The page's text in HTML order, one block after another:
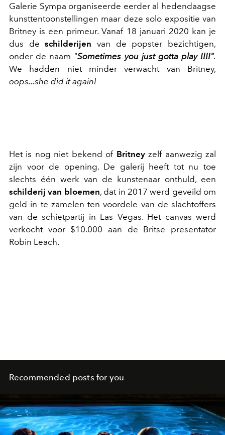
Galerie Sympa organiseerde eerder al hedendaagse
kunsttentoonstellingen maar deze solo expositie van
Britney is een primeur. Vanaf 18 januari 2020 kan je
dus deschilderijen van de popster bezichtigen,
onder de naam "Sometimes you just gotta play !!!!".
We hadden niet minder verwacht van Britney,
oops...she did it again!
Het is nog niet bekend of Britneyzelf aanwezig zal
zijn voor de opening. De galerij heeft tot nu toe
slechts één werk van de kunstenaar onthuld, een
schilderij van bloemen, dat in 2017 werd geveild om
geld in te zamelen ten voordele van de slachtoffers
van de schietpartij in Las Vegas. Het canvas werd
verkocht voor $10.000 aan de Britse presentator
Robin Leach.
Recommended posts for you